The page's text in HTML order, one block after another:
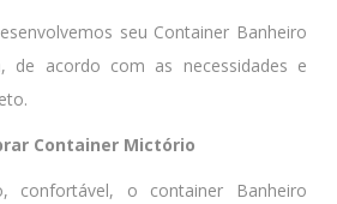
seu Container Banheiro
de acordo com as necessidades e
Container Mictório
confortável, o container Banheiro